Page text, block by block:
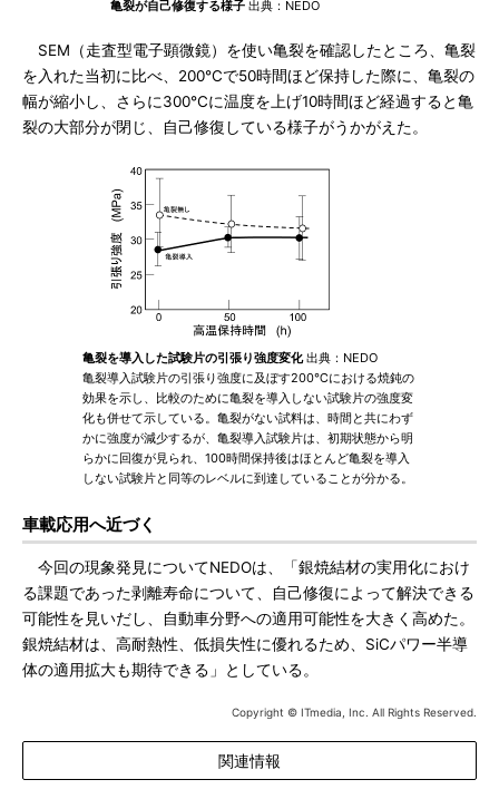
亀裂が自己修復する様子 出典：NEDO
SEM（走査型電子顕微鏡）を使い亀裂を確認したところ、亀裂
を入れた当初に比べ、200℃で50時間ほど保持した際に、亀裂の
幅が縮小し、さらに300℃に温度を上げ10時間ほど経過すると亀
裂の大部分が閉じ、自己修復している様子がうかがえた。
亀裂を導入した試験片の引張り強度変化出典：NEDO
亀裂導入試験片の引張り強度に及ぼす200℃における焼鈍の
効果を示し、比較のために亀裂を導入しない試験片の強度変
化も併せて示している。亀裂がない試料は、時間と共にわず
かに強度が減少するが、亀裂導入試験片は、初期状態から明
らかに回復が見られ、100時間保持後はほとんど亀裂を導入
しない試験片と同等のレベルに到達していることが分かる。
車載応用へ近づく
今回の現象発見についてNEDOは、「銀焼結材の実用化におけ
る課題であった剥離寿命について、自己修復によって解決できる
可能性を見いだし、自動車分野への適用可能性を大きく高めた。
銀焼結材は、高耐熱性、低損失性に優れるため、SiCパワー半導
体の適用拡大も期待できる」としている。
Copyright © ITmedia, Inc. All Rights Reserved.
関連情報